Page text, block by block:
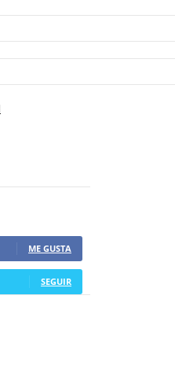
ME GUSTA
SEGUIR